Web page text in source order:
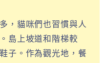
，貓咪們也習慣與人
島上坡道和階梯較
子。作為觀光地，餐